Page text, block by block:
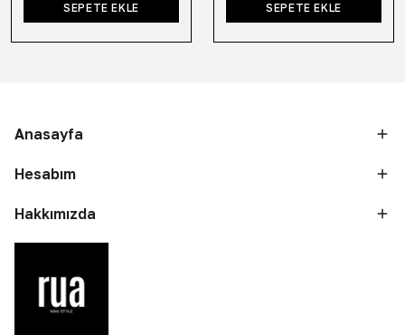
SEPETE EKLE SEPETE EKLE
Anasayfa
Hesabım
Hakkımızda